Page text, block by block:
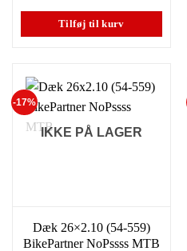
Tilføj til kurv
-17%
IKKE PÅ LAGER
Dæk 26×2.10 (54-559)
BikePartner NoPssss MTB